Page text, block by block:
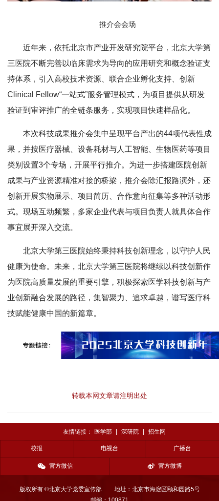
推介会会场
近年来，依托北京市产业开发研究院平台，北京大学第
三医院不断完善以临床需求为导向的应用研究和概念验证支
持体系，引入高校技术资源、联合企业孵化支持、创新
Clinical Fellow“一站式”服务管理模式，为项目提供从研发
验证到审评推广的全链条服务，实现项目快速样品化。
本次科技成果推介会集中呈现平台产出的44项代表性成
果，并按医疗器械、设备耗材与人工智能、生物医药等项目
类别设置3个专场，开展平行推介。 为进一步搭建医院创新
成果与产业资源精准对接的桥梁，推介会除汇报路演外，还
创新开展实物展示、项目简历、合作意向征集等多种活动形
式。现场互动频繁，多家企业代表与项目负责人就具体合作
事宜展开深入交流。
北京大学第三医院始终秉持科技创新理念，以守护人民
健康为使命。未来，北京大学第三医院将继续以科技创新作
为医院高质量发展的重要引擎，积极探索医学科技创新与产
业创新融合发展的路径，集智聚力、追求卓越，谱写医疗科
技赋能健康中国的新篇章。
转载本网文章请注明出处
友情链接： 医学部 深研院 招生网
校报 电视台 广播台
官方微信 官方微博
版权所有 ©北京大学党委宣传部
地址：北京市海淀区颐和园路5号